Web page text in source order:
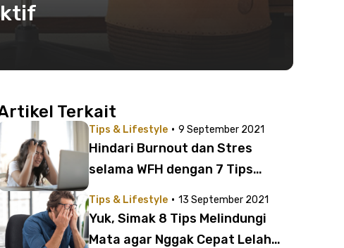
Terkait
Tips & Lifestyle · 9 September 2021
Hindari Burnout dan Stres
selama WFH dengan 7 Tips
Tips & Lifestyle · 13 September 2021
Yuk, Simak 8 Tips Melindungi
Mata agar Nggak Cepat Lelah